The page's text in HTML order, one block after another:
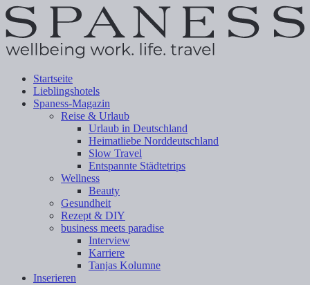
Startseite
Lieblingshotels
Spaness-Magazin
Reise & Urlaub
Urlaub in Deutschland
Heimatliebe Norddeutschland
Slow Travel
Entspannte Städtetrips
Wellness
Beauty
Gesundheit
Rezept & DIY
business meets paradise
Interview
Karriere
Tanjas Kolumne
Inserieren